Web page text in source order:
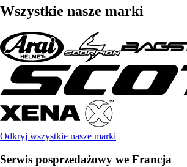
Wszystkie nasze marki
Odkryj wszystkie nasze marki
Serwis posprzedażowy we Francja